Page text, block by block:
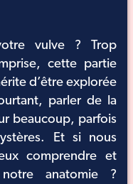
vulve ? Trop
cette partie
d’être explorée
parler de la
beaucoup, parfois
Et si nous
comprendre et
anatomie ?